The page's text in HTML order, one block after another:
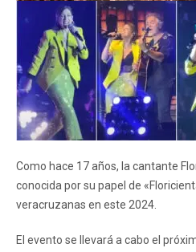
Como hace 17 años, la cantante
conocida por su papel de
veracruzanas en este 2024.
El evento se llevará a cabo el